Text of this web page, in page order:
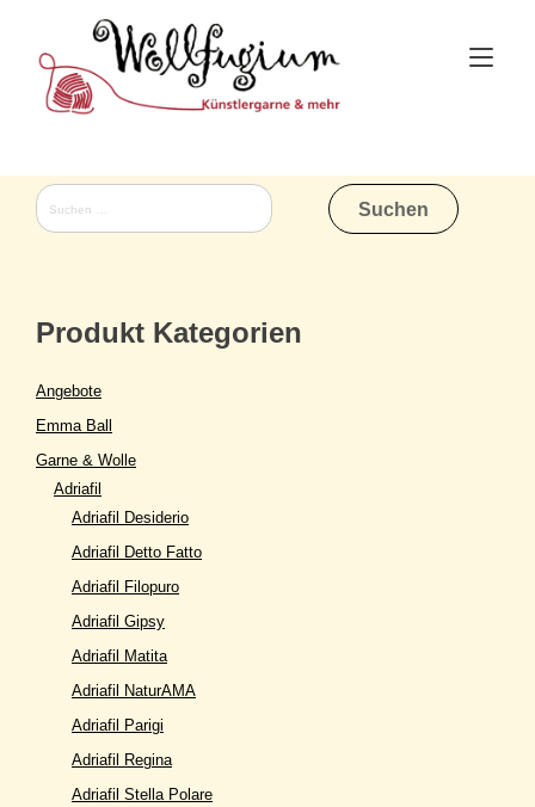
content
Suchen
nach:
Produkt Kategorien
Angebote
Emma Ball
Garne & Wolle
Adriafil
Adriafil Desiderio
Adriafil Detto Fatto
Adriafil Filopuro
Adriafil Gipsy
Adriafil Matita
Adriafil NaturAMA
Adriafil Parigi
Adriafil Regina
Adriafil Stella Polare